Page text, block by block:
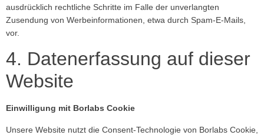
ausdrücklich rechtliche Schritte im Falle der unverlangten
Zusendung von Werbeinformationen, etwa durch Spam-E-Mails,
vor.
4. Datenerfassung auf dieser
Website
Einwilligung mit Borlabs Cookie
Unsere Website nutzt die Consent-Technologie von Borlabs Cookie,